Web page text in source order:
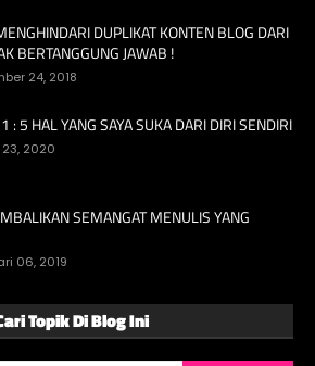
DUPLIKAT KONTEN BLOG DARI
BERTANGGUNG JAWAB !
24, 2018
: 5 HAL YANG SAYA SUKA DARI DIRI SENDIRI
2020
SEMANGAT MENULIS YANG
06, 2019
Topik Di Blog Ini